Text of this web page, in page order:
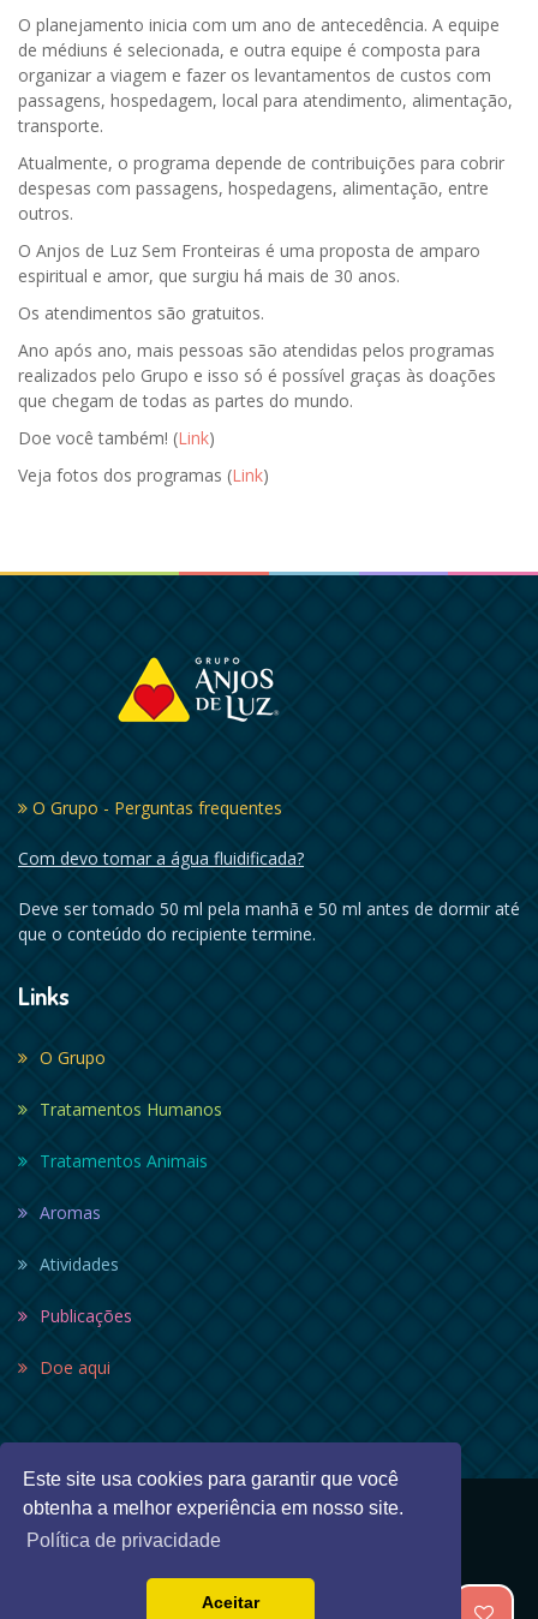
Este site usa cookies para garantir que você
obtenha a melhor experiência em nosso site.
Política de privacidade
Aceitar
O planejamento inicia com um ano de antecedência. A equipe
de médiuns é selecionada, e outra equipe é composta para
organizar a viagem e fazer os levantamentos de custos com
passagens, hospedagem, local para atendimento, alimentação,
transporte.
Atualmente, o programa depende de contribuições para cobrir
despesas com passagens, hospedagens, alimentação, entre
outros.
O Anjos de Luz Sem Fronteiras é uma proposta de amparo
espiritual e amor, que surgiu há mais de 30 anos.
Os atendimentos são gratuitos.
Ano após ano, mais pessoas são atendidas pelos programas
realizados pelo Grupo e isso só é possível graças às doações
que chegam de todas as partes do mundo.
Doe você também! (Link)
Veja fotos dos programas (Link)
O Grupo - Perguntas frequentes
Com devo tomar a água fluidificada?
Deve ser tomado 50 ml pela manhã e 50 ml antes de dormir até
que o conteúdo do recipiente termine.
Links
O Grupo
Tratamentos Humanos
Tratamentos Animais
Aromas
Atividades
Publicações
Doe aqui
© 2017 Copyright Grupo Anjos de Luz.
Política de privacidade